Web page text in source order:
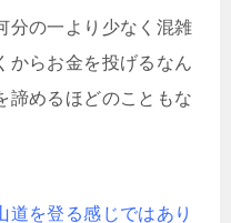
分の一より少なく混雑
からお金を投げるなん
諦めるほどのこともな
道を登る感じではあり